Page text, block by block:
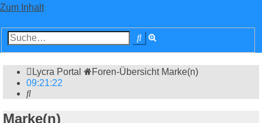
Zum Inhalt
Suche
Lycra Portal Foren-Übersicht Marke(n)
09:21:23
Suche
Marke(n)